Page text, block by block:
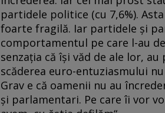
partidele politice (cu 7,6%).
foarte fragilă. Iar partidele şi
comportamentul pe care l-au
senzaţia că îşi văd de ale lor,
scăderea euro-entuziasmului
Grav e că oamenii nu au
şi parlamentari. Pe care îi vor